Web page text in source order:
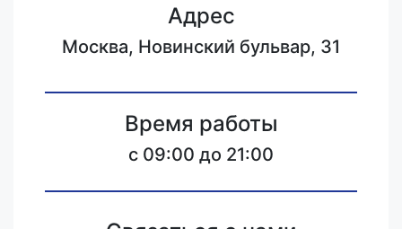
Адрес
Москва, Новинский бульвар, 31
Время работы
c 09:00 до 21:00